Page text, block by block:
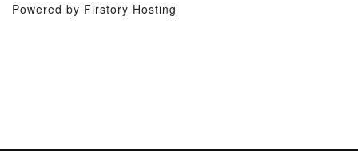
Powered by Firstory Hosting